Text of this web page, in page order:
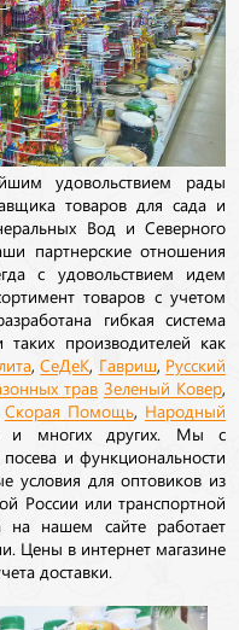
удовольствием рады
товаров для сада и
Вод и Северного
партнерские отношения
с удовольствием идем
товаров с учетом
гибкая система
производителей как
,СеДеК Гавриш Русский
трав Зеленый Ковер
Скорая Помощь Народный
и многих других. Мы с
и функциональности
условия для оптовиков из
России или транспортной
нашем сайте работает
Цены в интернет магазине
доставки.